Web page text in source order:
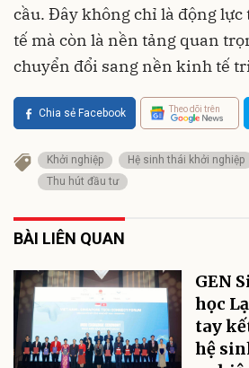
cầu. Đây không chỉ là động
tế mà còn là nền tảng quan
chuyển đổi sang nền kinh tế
Chia sẻ Facebook Theo dõi trên
Khởi nghiệp Hệ sinh thái khởi nghiệp
Thu hút đầu tư
BÀI LIÊN QUAN
GEN
học
tay
hệ